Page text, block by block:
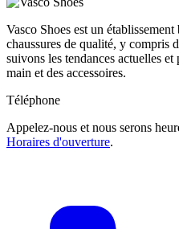
Vasco Shoes est un
chaussures de qualité, y compris
suivons les tendances actuelles et
main et des accessoires.
Téléphone
Appelez-nous et nous serons
Horaires d'ouverture.